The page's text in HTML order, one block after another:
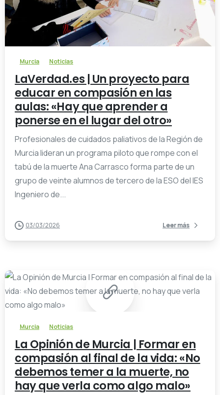
-
Murcia Noticias
LaVerdad.es | Un proyecto para
educar en compasión en las
aulas: «Hay que aprender a
ponerse en el lugar del otro»
Profesionales de cuidados paliativos de la Región de
Murcia lideran un programa piloto que rompe con el
tabú de la muerte Ana Carrasco forma parte de un
grupo de veinte alumnos de tercero de la ESO del IES
Ingeniero de...
03/03/2026 Leer más
-
Murcia Noticias
La Opinión de Murcia | Formar en
compasión al final de la vida: «No
debemos temer a la muerte, no
hay que verla como algo malo»